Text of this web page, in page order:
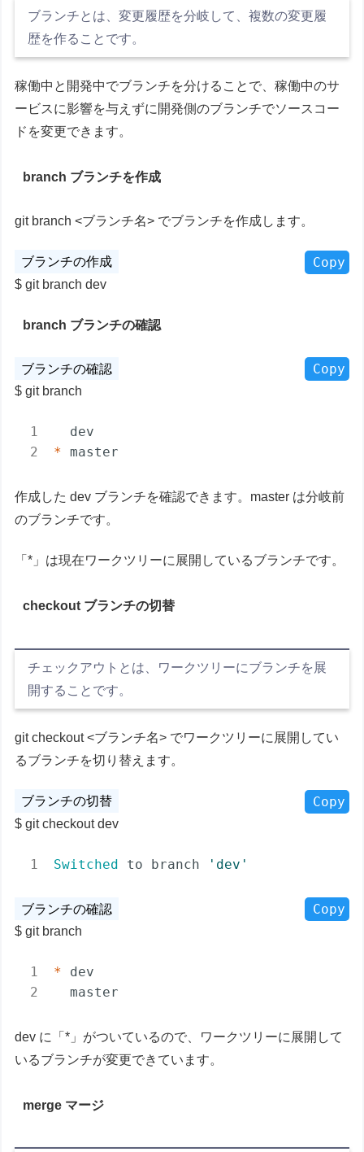
ブランチとは、変更履歴を分岐して、複数の変更履
歴を作ることです。
稼働中と開発中でブランチを分けることで、稼働中のサ
ービスに影響を与えずに開発側のブランチでソースコー
ドを変更できます。
branch ブランチを作成
git branch <ブランチ名> でブランチを作成します。
Copy
git branch dev
branch ブランチの確認
Copy
git branch
*
作成した dev ブランチを確認できます。master は分岐前
のブランチです。
「*」は現在ワークツリーに展開しているブランチです。
checkout ブランチの切替
チェックアウトとは、ワークツリーにブランチを展
開することです。
git checkout <ブランチ名> でワークツリーに展開してい
るブランチを切り替えます。
Copy
git checkout dev
Switched to branch 'dev'
Copy
git branch
* dev
dev に「*」がついているので、ワークツリーに展開して
いるブランチが変更できています。
merge マージ